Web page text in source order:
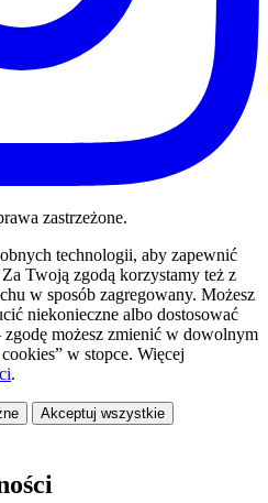
zastrzeżone.
technologii, aby zapewnić
Twoją zgodą korzystamy też z
w sposób zagregowany. Możesz
niekonieczne albo dostosować
możesz zmienić w dowolnym
w stopce. Więcej
.
Akceptuj wszystkie